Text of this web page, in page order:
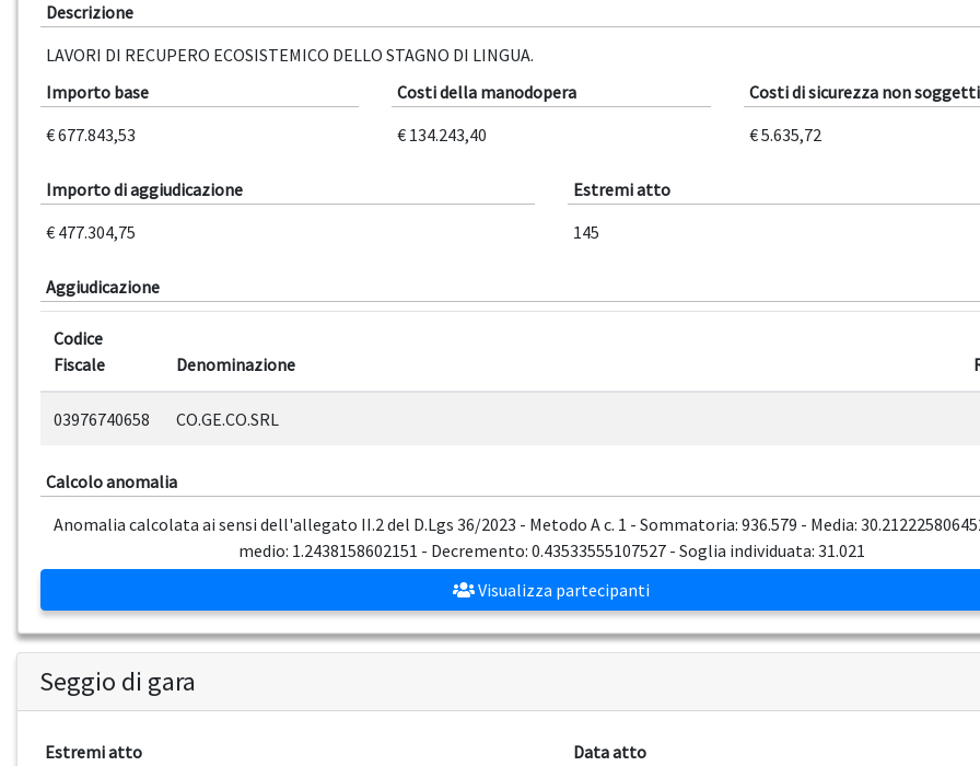
Descrizione
LAVORI DI RECUPERO ECOSISTEMICO DELLO STAGNO DI LINGUA.
Importo base
€ 677.843,53
Costi della manodopera
€ 134.243,40
Costi di sicurezza non
€ 5.635,72
Importo di aggiudicazione
€ 477.304,75
Estremi atto
145
Aggiudicazione
Codice
Fiscale
Denominazione
03976740658 CO.GE.CO.SRL
Calcolo anomalia
Anomalia calcolata ai sensi dell'allegato II.2 del D.Lgs 36/2023 - Metodo A c. 1 - Sommatoria: 936.579 - Media:
medio: 1.2438158602151 - Decremento: 0.43533555107527 - Soglia individuata: 31.021
Visualizza partecipanti
Seggio di gara
Estremi atto
Data atto